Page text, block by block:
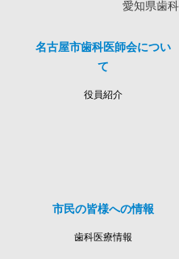
愛知県歯
名古屋市歯科医師会につい
て
役員紹介
市民の皆様への情報
歯科医療情報